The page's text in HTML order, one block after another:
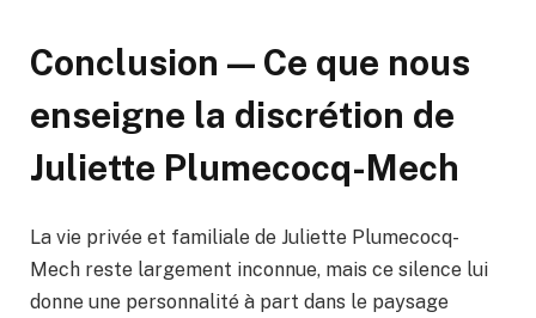
Conclusion — Ce que nous
enseigne la discrétion de
Juliette Plumecocq-Mech
La vie privée et familiale de Juliette Plumecocq-
Mech reste largement inconnue, mais ce silence lui
donne une personnalité à part dans le paysage